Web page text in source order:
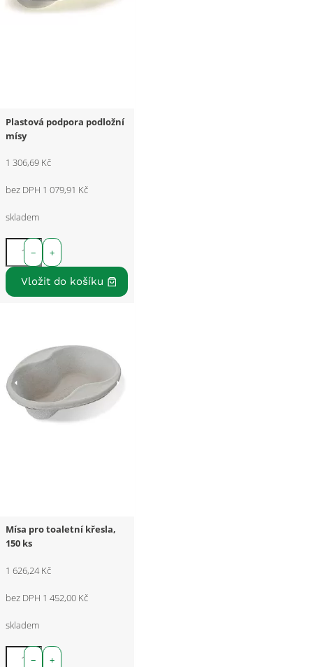
Plastová podpora podložní
mísy
1 306,69 Kč
bez DPH 1 079,91 Kč
skladem
+
−
Mísa pro toaletní křesla,
150 ks
1 626,24 Kč
bez DPH 1 452,00 Kč
skladem
+
−